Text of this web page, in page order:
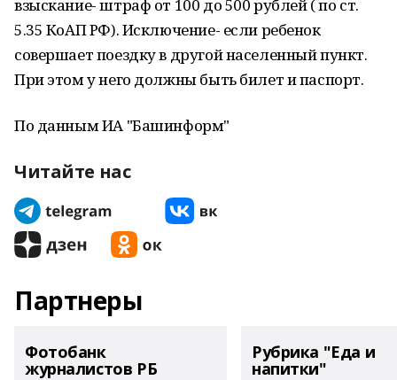
взыскание- штраф от 100 до 500 рублей ( по ст.
5.35 КоАП РФ). Исключение- если ребенок
совершает поездку в другой населенный пункт.
При этом у него должны быть билет и паспорт.
По данным ИА "Башинформ"
Читайте нас
Партнеры
Фотобанк
журналистов РБ
Рубрика "Еда и
напитки"